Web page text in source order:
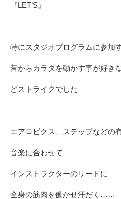
『LET’S』
特にスタジオプログラムに参加
昔からカラダを動かす事が好き
どストライクでした
エアロビクス、ステップなどの
音楽に合わせて
インストラクターのリードに
全身の筋肉を働かせ汗だく……